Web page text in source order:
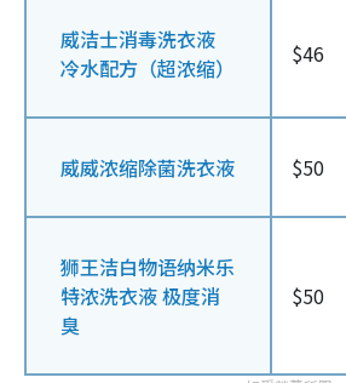
威洁士消毒洗衣液
冷水配方（超浓缩）
$46
威威浓缩除菌洗衣液 $50
狮王洁白物语纳米乐
特浓洗衣液 极度消
臭
$50